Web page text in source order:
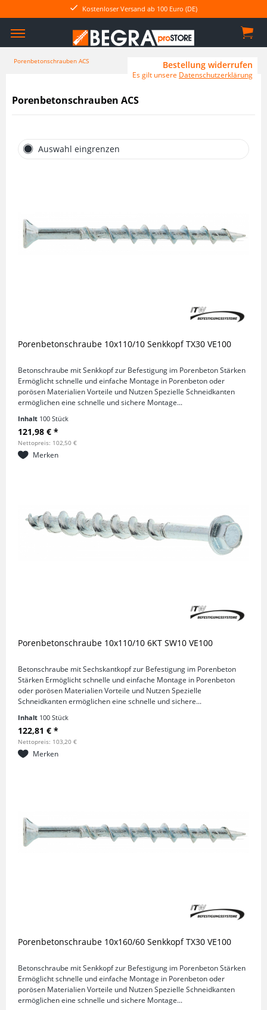
Kostenloser Versand ab 100 Euro (DE)
Porenbetonschrauben ACS
Porenbetonschrauben ACS
Auswahl eingrenzen
Porenbetonschraube 10x110/10 Senkkopf TX30 VE100
Betonschraube mit Senkkopf zur Befestigung im Porenbeton Stärken
Ermöglicht schnelle und einfache Montage in Porenbeton oder
porösen Materialien Vorteile und Nutzen Spezielle Schneidkanten
ermöglichen eine schnelle und sichere Montage...
Inhalt 100 Stück
121,98 € *
Nettopreis: 102,50 €
Merken
Porenbetonschraube 10x110/10 6KT SW10 VE100
Betonschraube mit Sechskantkopf zur Befestigung im Porenbeton
Stärken Ermöglicht schnelle und einfache Montage in Porenbeton
oder porösen Materialien Vorteile und Nutzen Spezielle
Schneidkanten ermöglichen eine schnelle und sichere...
Inhalt 100 Stück
122,81 € *
Nettopreis: 103,20 €
Merken
Porenbetonschraube 10x160/60 Senkkopf TX30 VE100
Betonschraube mit Senkkopf zur Befestigung im Porenbeton Stärken
Ermöglicht schnelle und einfache Montage in Porenbeton oder
porösen Materialien Vorteile und Nutzen Spezielle Schneidkanten
ermöglichen eine schnelle und sichere Montage...
Bestellung widerrufen
Es gilt unsere Datenschutzerklärung